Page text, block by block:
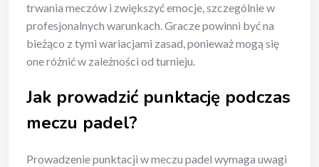
trwania meczów i zwiększyć emocje, szczególnie w
profesjonalnych warunkach. Gracze powinni być na
bieżąco z tymi wariacjami zasad, ponieważ mogą się
one różnić w zależności od turnieju.
Jak prowadzić punktację podczas
meczu padel?
Prowadzenie punktacji w meczu padel wymaga uwagi